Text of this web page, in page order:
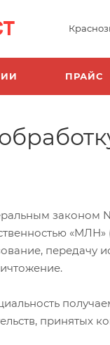
ПРАЙС
законом
принятых